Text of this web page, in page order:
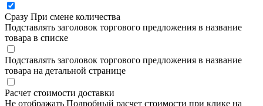
Сразу При смене количества
Подставлять заголовок торгового предложения в название
товара в списке
Подставлять заголовок торгового предложения в название
товара на детальной странице
Расчет стоимости доставки
Не отображать Подробный расчет стоимости при клике на